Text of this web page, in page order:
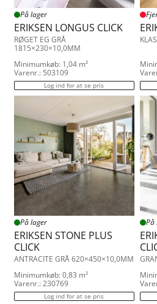
På lager
ERIKSEN LONGUS CLICK
RØGET EG GRÅ
1815×230×10,0MM
Minimumkøb: 1,04 m²
Varenr.: 503109
Log ind for at se pris
På lager
ERIKSEN STONE PLUS
CLICK
ANTRACITE GRÅ 620×450×10,0MM
Minimumkøb: 0,83 m²
Varenr.: 230769
Log ind for at se pris
På